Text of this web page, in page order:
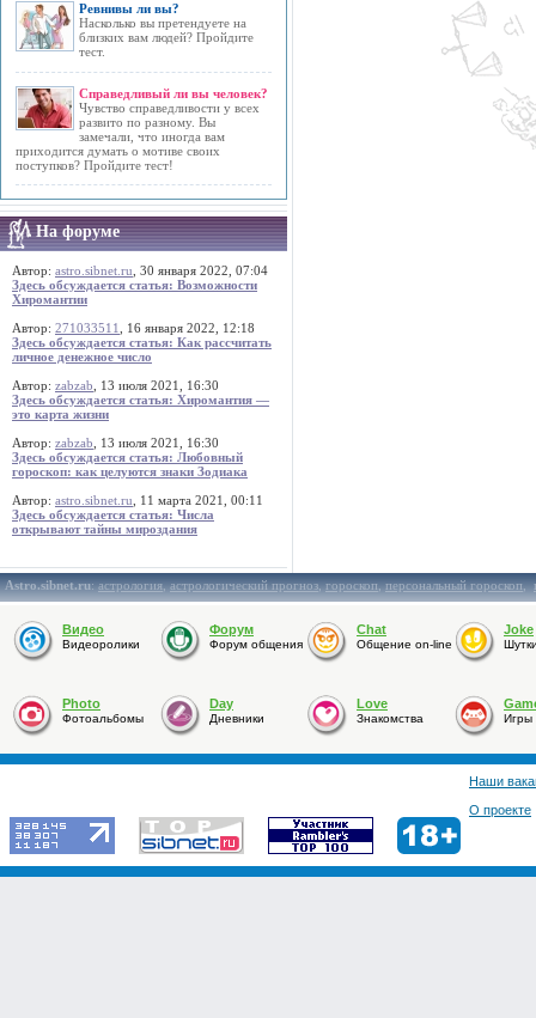
Ревнивы ли вы?
Насколько вы претендуете на
близких вам людей? Пройдите
тест.
Справедливый ли вы человек?
Чувство справедливости у всех
развито по разному. Вы
замечали, что иногда вам
приходится думать о мотиве своих
поступков? Пройдите тест!
На форуме
Автор: astro.sibnet.ru , 30 января 2022, 07:04
Здесь обсуждается статья: Возможности
Хиромантии
Автор: 271033511
, 16 января 2022, 12:18
Здесь обсуждается статья: Как рассчитать
личное денежное число
Автор: zabzab , 13 июля 2021, 16:30
Здесь обсуждается статья: Хиромантия —
это карта жизни
Автор: zabzab , 13 июля 2021, 16:30
Здесь обсуждается статья: Любовный
гороскоп: как целуются знаки Зодиака
Автор: astro.sibnet.ru , 11 марта 2021, 00:11
Здесь обсуждается статья: Числа
открывают тайны мироздания
Astro.sibnet.ru:астрология,астрологический прогноз,гороскоп,персональный гороскоп,
Видео
Видеоролики
Форум
Форум общения
Chat
Общение on-line
Joke
Photo
Фотоальбомы
Day
Дневники
Love
Знакомства Игры
Наши
О проекте